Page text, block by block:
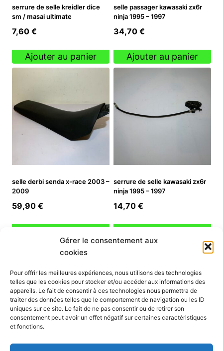
Gérer le consentement aux
cookies
Pour offrir les meilleures expériences, nous utilisons des technologies
telles que les cookies pour stocker et/ou accéder aux informations des
appareils. Le fait de consentir à ces technologies nous permettra de
traiter des données telles que le comportement de navigation ou les ID
uniques sur ce site. Le fait de ne pas consentir ou de retirer son
consentement peut avoir un effet négatif sur certaines caractéristiques
et fonctions.
serrure de selle kreidler dice
sm / masai ultimate
7,60 €
Ajouter au panier
selle passager kawasaki zx6r
ninja 1995 – 1997
34,70 €
Ajouter au panier
selle derbi senda x-race 2003 –
2009
59,90 €
serrure de selle kawasaki zx6r
ninja 1995 – 1997
14,70 €
INFORMATION
Mon compte
Nous contacter
Mode paiement
Nos services
Politique de confidentialité